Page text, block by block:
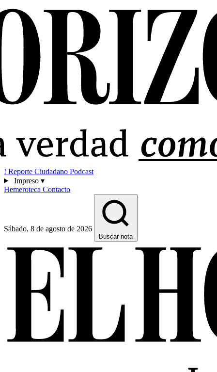
! Reporte Ciudadano Podcast
Impreso ▾
Hemeroteca Contacto
Sábado, 8 de agosto de 2026
Buscar nota